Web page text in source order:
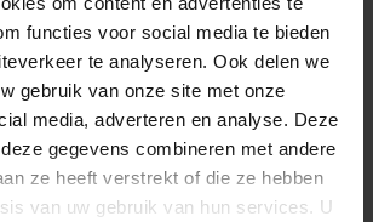
functies voor social media te bieden
te analyseren. Ook delen we
gebruik van onze site met onze
media, adverteren en analyse. Deze
gegevens combineren met andere
ze heeft verstrekt of die ze hebben
van uw gebruik van hun services. U
de bestelling af waarbij je kiest voor
in de winkel. Vermeld in het
veld de gewenste afhaaldatum.
van ons bericht wanneer jouw bestelling
staat om af te halen. Wij leggen
klaar en bestellen eventueel